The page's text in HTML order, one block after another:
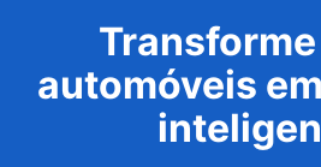
automóveis